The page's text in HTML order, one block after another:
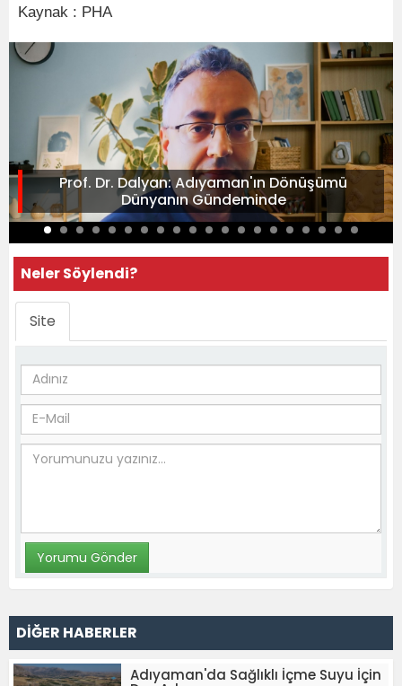
Kaynak : PHA
Prof. Dr. Dalyan: Adıyaman'ın Dönüşümü
Dünyanın Gündeminde
Neler Söylendi?
Site
DİĞER HABERLER
Adıyaman'da Sağlıklı İçme Suyu İçin